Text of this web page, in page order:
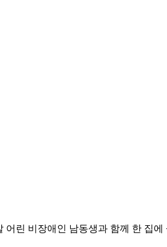
린 비장애인 남동생과 함께 한 집